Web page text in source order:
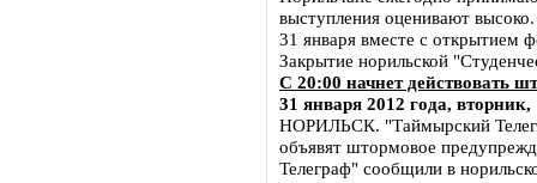
выступления оценивают высоко.
31 января вместе с открытием
Закрытие норильской
С 20:00 начнет действовать
31 января 2012 года, вторник,
НОРИЛЬСК. "Таймырский
объявят штормовое
Телеграф" сообщили в